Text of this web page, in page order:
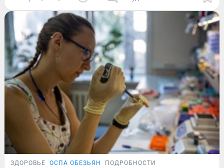
ЗДОРОВЬЕ ОСПА ОБЕЗЬЯН ПОДРОБНОСТИ